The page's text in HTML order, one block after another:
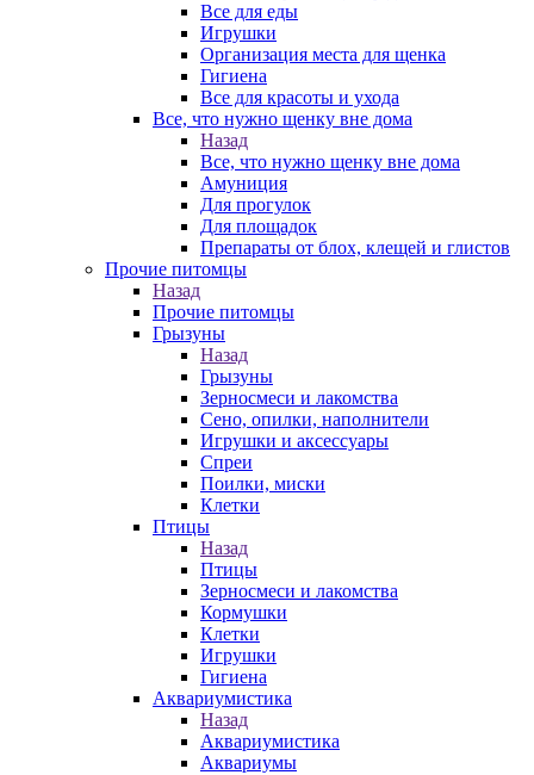
Все для еды
Игрушки
Организация места для щенка
Гигиена
Все для красоты и ухода
Все, что нужно щенку вне дома
Назад
Все, что нужно щенку вне дома
Амуниция
Для прогулок
Для площадок
Препараты от блох, клещей и глистов
Прочие питомцы
Назад
Прочие питомцы
Грызуны
Назад
Грызуны
Зерносмеси и лакомства
Сено, опилки, наполнители
Игрушки и аксессуары
Спреи
Поилки, миски
Клетки
Птицы
Назад
Птицы
Зерносмеси и лакомства
Кормушки
Клетки
Игрушки
Гигиена
Аквариумистика
Назад
Аквариумистика
Аквариумы